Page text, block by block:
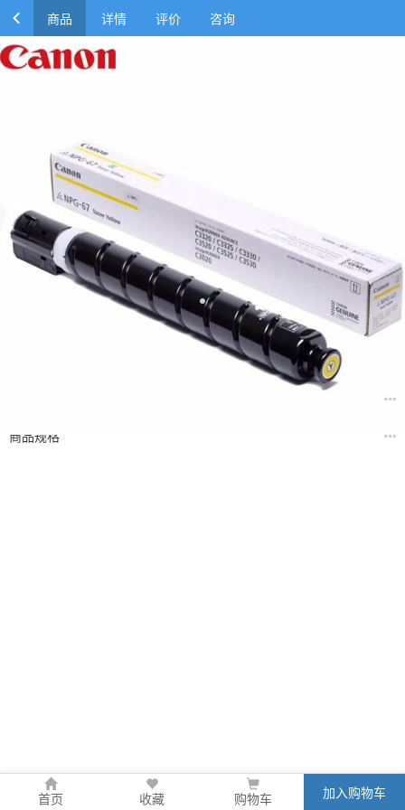
商品 详情 评价 咨询
佳能 Canon 原装复印机墨粉 NPG-67 (黄色)zxk-2506301624
商品规格
首页 收藏 购物车 加入购物车